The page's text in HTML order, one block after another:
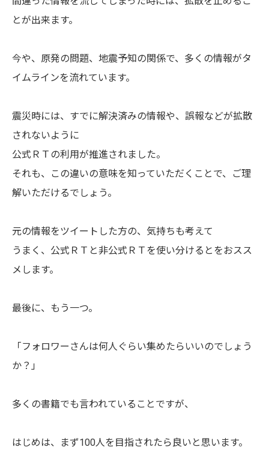
とが出来ます。
今や、原発の問題、地震予知の関係で、多くの情報がタ
イムラインを流れています。
震災時には、すでに解決済みの情報や、誤報などが拡散
されないように
公式ＲＴの利用が推進されました。
それも、この違いの意味を知っていただくことで、ご理
解いただけるでしょう。
元の情報をツイートした方の、気持ちも考えて
うまく、公式ＲＴと非公式ＲＴを使い分けるとをおスス
メします。
最後に、もう一つ。
「フォロワーさんは何人ぐらい集めたらいいのでしょう
か？」
多くの書籍でも言われていることですが、
はじめは、まず100人を目指されたら良いと思います。